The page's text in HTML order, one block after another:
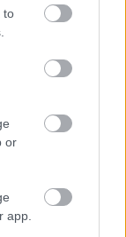
to
or
app.